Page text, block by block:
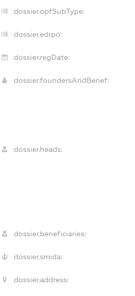
dossier.opfSubType:
dossier.edrpo:
dossier.regDate:
dossier.foundersAndBenef:
dossier.heads:
dossier.beneficiaries:
dossier.smida:
dossier.address: